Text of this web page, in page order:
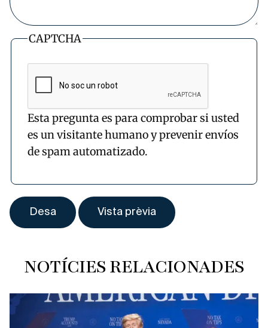
CAPTCHA
Esta pregunta es para comprobar si usted
es un visitante humano y prevenir envíos
de spam automatizado.
NOTÍCIES RELACIONADES